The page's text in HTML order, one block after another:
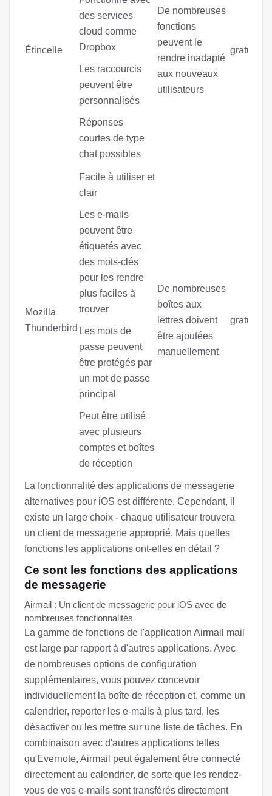
Étincelle
des services
cloud comme
Dropbox
Les raccourcis
peuvent être
personnalisés
Réponses
courtes de type
chat possibles
De nombreuses
fonctions
peuvent le
rendre inadapté
aux nouveaux
utilisateurs
Mozilla
Thunderbird
Facile à utiliser et
clair
Les e-mails
peuvent être
étiquetés avec
des mots-clés
pour les rendre
plus faciles à
trouver
Les mots de
passe peuvent
être protégés par
un mot de passe
principal
Peut être utilisé
avec plusieurs
comptes et boîtes
de réception
De nombreuses
boîtes aux
lettres doivent
être ajoutées
manuellement
La fonctionnalité des applications de messagerie
alternatives pour iOS est différente. Cependant, il
existe un large choix - chaque utilisateur trouvera
un client de messagerie approprié. Mais quelles
fonctions les applications ont-elles en détail ?
Ce sont les fonctions des applications
de messagerie
Airmail : Un client de messagerie pour iOS avec de
nombreuses fonctionnalités
La gamme de fonctions de l'application Airmail mail
est large par rapport à d'autres applications. Avec
de nombreuses options de configuration
supplémentaires, vous pouvez concevoir
individuellement la boîte de réception et, comme un
calendrier, reporter les e-mails à plus tard, les
désactiver ou les mettre sur une liste de tâches. En
combinaison avec d'autres applications telles
qu'Evernote, Airmail peut également être connecté
directement au calendrier, de sorte que les rendez-
vous de vos e-mails sont transférés directement